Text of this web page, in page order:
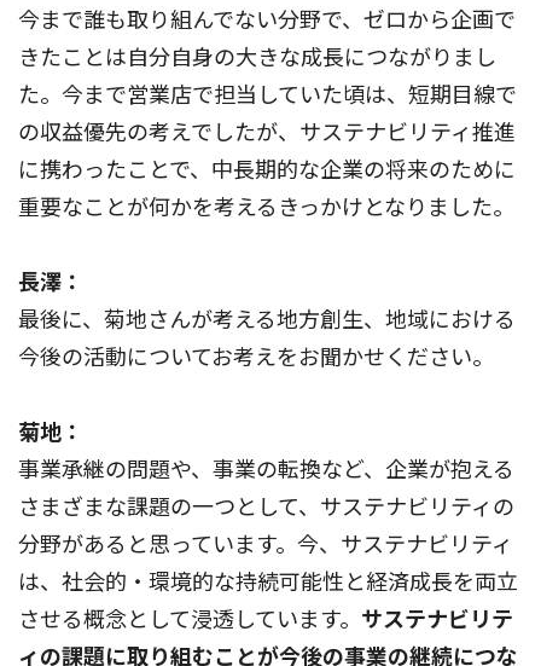
今まで誰も取り組んでない分野で、ゼロから企画で
きたことは自分自身の大きな成長につながりまし
た。今まで営業店で担当していた頃は、短期目線で
の収益優先の考えでしたが、サステナビリティ推進
に携わったことで、中長期的な企業の将来のために
重要なことが何かを考えるきっかけとなりました。
長澤：
最後に、菊地さんが考える地方創生、地域における
今後の活動についてお考えをお聞かせください。
菊地：
事業承継の問題や、事業の転換など、企業が抱える
さまざまな課題の一つとして、サステナビリティの
分野があると思っています。今、サステナビリティ
は、社会的・環境的な持続可能性と経済成長を両立
させる概念として浸透しています。 サステナビリテ
ィの課題に取り組むことが今後の事業の継続につな